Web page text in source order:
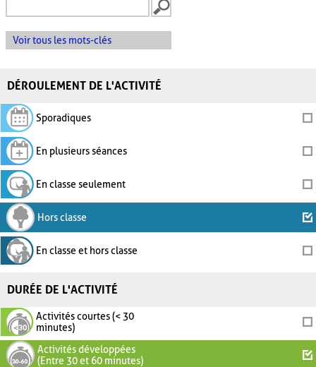
Voir tous les mots-clés
DÉROULEMENT DE L'ACTIVITÉ
Sporadiques
En plusieurs séances
En classe seulement
Hors classe
En classe et hors classe
DURÉE DE L'ACTIVITÉ
Activités courtes (< 30
minutes)
Activités développées
(Entre 30 et 60 minutes)